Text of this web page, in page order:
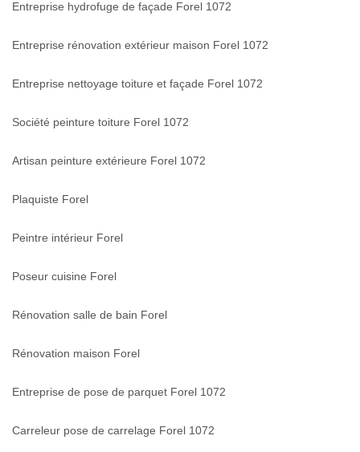
Entreprise hydrofuge de façade Forel 1072
Entreprise rénovation extérieur maison Forel 1072
Entreprise nettoyage toiture et façade Forel 1072
Société peinture toiture Forel 1072
Artisan peinture extérieure Forel 1072
Plaquiste Forel
Peintre intérieur Forel
Poseur cuisine Forel
Rénovation salle de bain Forel
Rénovation maison Forel
Entreprise de pose de parquet Forel 1072
Carreleur pose de carrelage Forel 1072